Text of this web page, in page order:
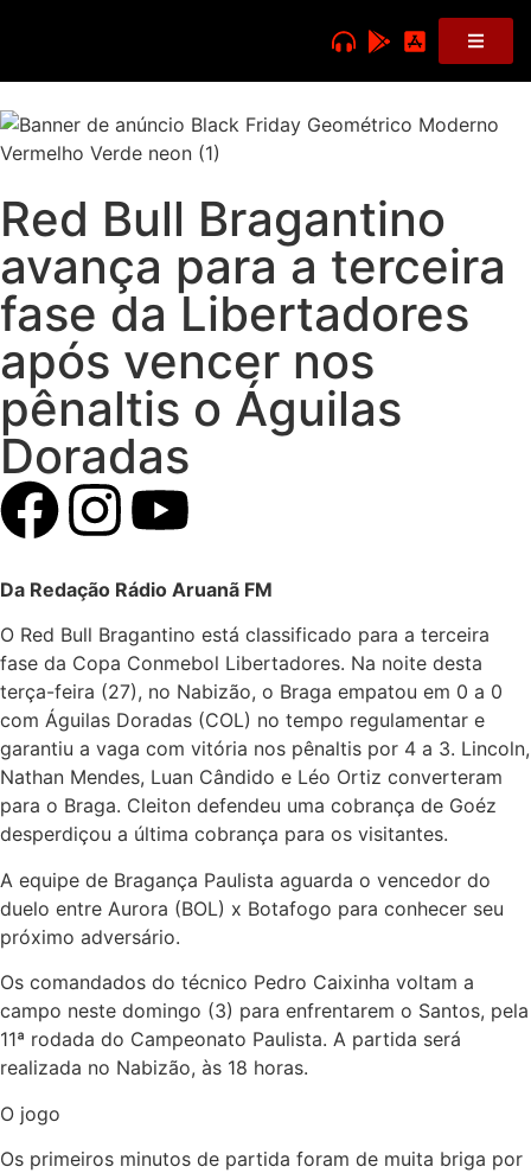
Red Bull Bragantino
avança para a terceira
fase da Libertadores
após vencer nos
pênaltis o Águilas
Doradas
Da Redação Rádio Aruanã FM
O Red Bull Bragantino está classificado para a terceira
fase da Copa Conmebol Libertadores. Na noite desta
terça-feira (27), no Nabizão, o Braga empatou em 0 a 0
com Águilas Doradas (COL) no tempo regulamentar e
garantiu a vaga com vitória nos pênaltis por 4 a 3. Lincoln,
Nathan Mendes, Luan Cândido e Léo Ortiz converteram
para o Braga. Cleiton defendeu uma cobrança de Goéz
desperdiçou a última cobrança para os visitantes.
A equipe de Bragança Paulista aguarda o vencedor do
duelo entre Aurora (BOL) x Botafogo para conhecer seu
próximo adversário.
Os comandados do técnico Pedro Caixinha voltam a
campo neste domingo (3) para enfrentarem o Santos, pela
11ª rodada do Campeonato Paulista. A partida será
realizada no Nabizão, às 18 horas.
O jogo
Os primeiros minutos de partida foram de muita briga por